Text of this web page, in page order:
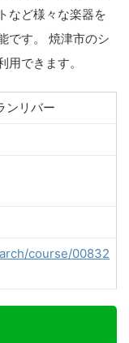
など様々な楽器を
です。 焼津市のシ
できます。
ンリバー
course/00832